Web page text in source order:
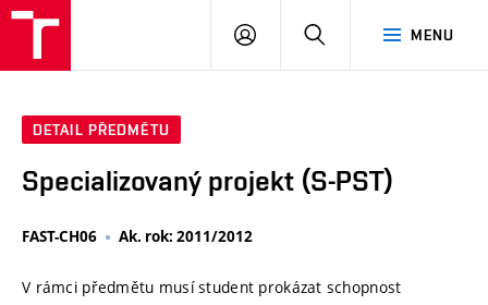
MENU
PŘIHLÁSIT
DETAIL PŘEDMĚTU
Specializovaný projekt (S-PST)
FAST-CH06 Ak. rok: 2011/2012
V rámci předmětu musí student prokázat schopnost